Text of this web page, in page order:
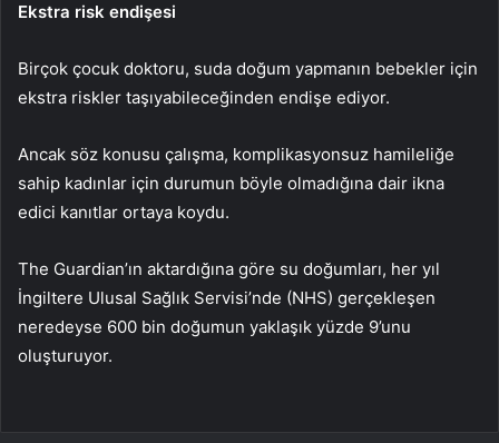
Ekstra risk endişesi
Birçok çocuk doktoru, suda doğum yapmanın bebekler için
ekstra riskler taşıyabileceğinden endişe ediyor.
Ancak söz konusu çalışma, komplikasyonsuz hamileliğe
sahip kadınlar için durumun böyle olmadığına dair ikna
edici kanıtlar ortaya koydu.
The Guardian’ın aktardığına göre su doğumları, her yıl
İngiltere Ulusal Sağlık Servisi’nde (NHS) gerçekleşen
neredeyse 600 bin doğumun yaklaşık yüzde 9’unu
oluşturuyor.